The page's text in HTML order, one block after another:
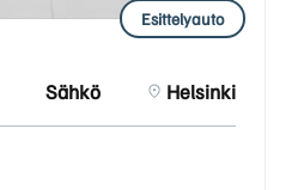
Esittelyauto
Sähkö Helsinki